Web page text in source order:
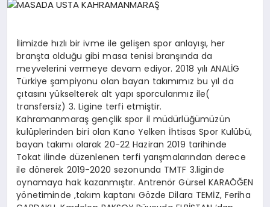
NURHAK
İlimizde hızlı bir ivme ile gelişen spor anlayışı, her
branşta olduğu gibi masa tenisi branşında da
meyvelerini vermeye devam ediyor. 2018 yılı ANALİG
Türkiye şampiyonu olan bayan takımımız bu yıl da
çıtasını yükselterek alt yapı sporcularımız ile(
transfersiz) 3. Ligine terfi etmiştir.
Kahramanmaraş gençlik spor il müdürlüğümüzün
kulüplerinden biri olan Kano Yelken İhtisas Spor Kulübü,
bayan takımı olarak 20-22 Haziran 2019 tarihinde
Tokat ilinde düzenlenen terfi yarışmalarından derece
ile dönerek 2019-2020 sezonunda TMTF 3.liginde
oynamaya hak kazanmıştır. Antrenör Gürsel KARAÖĞEN
yönetiminde ,takım kaptanı Gözde Dilara TEMİZ, Feriha